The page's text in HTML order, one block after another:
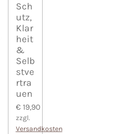
Sch
utz,
Klar
heit
&
Selb
stve
rtra
uen
€ 19,90
zzgl.
Versandkosten